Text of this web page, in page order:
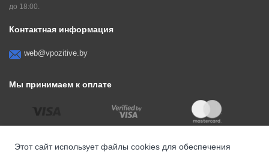
Мы принимаем к оплате
Контактная информация
web@vpozitive.by
до 18:00.
Этот сайт использует файлы cookies для обеспечения